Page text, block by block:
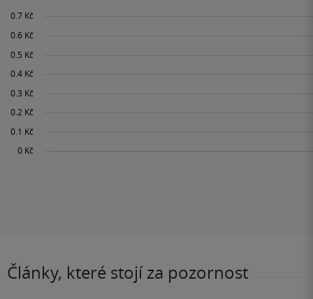
Články, které stojí za pozornost